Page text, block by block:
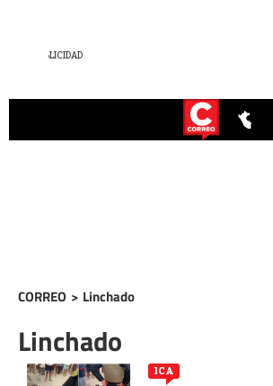
CORREO > Linchado
Linchado
ICA